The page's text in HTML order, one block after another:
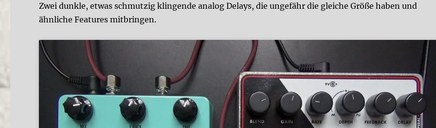
Zwei dunkle, etwas schmutzig klingende analog Delays, die ungefähr die gleiche Größe haben und
ähnliche Features mitbringen.